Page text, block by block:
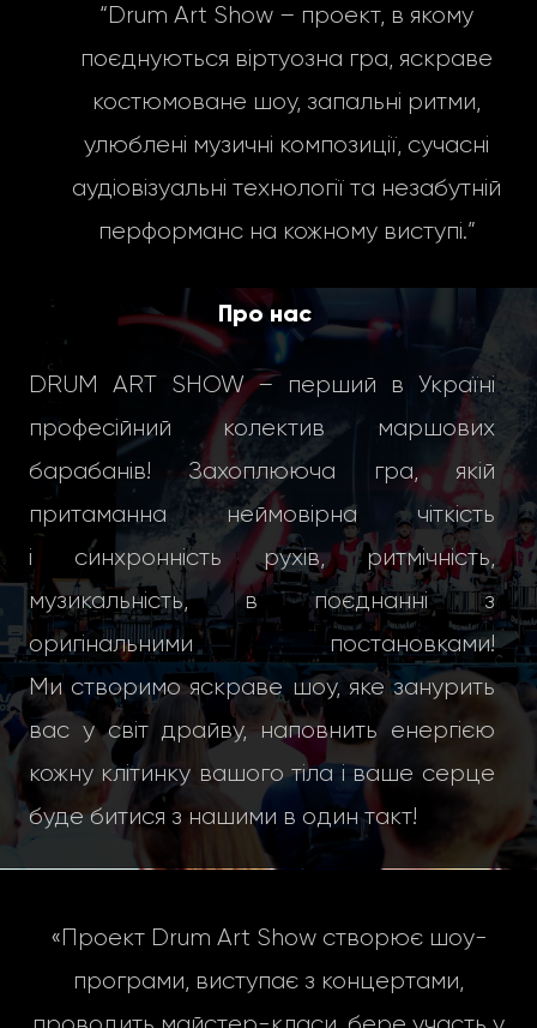
“Drum Art Show – проект, в якому
поєднуються віртуозна гра, яскраве
костюмоване шоу, запальні ритми,
улюблені музичні композиції, сучасні
аудіовізуальні технології та незабутній
перформанс на кожному виступі.”
Про нас
DRUM ART SHOW – перший в Україні
професійний колектив маршових
барабанів! Захоплююча гра, якій
притаманна неймовірна чіткість
і синхронність рухів, ритмічність,
музикальність, в поєднанні з
оригінальними постановками!
Ми створимо яскраве шоу, яке занурить
вас у світ драйву, наповнить енергією
кожну клітинку вашого тіла і ваше серце
буде битися з нашими в один такт!
«Проект Drum Art Show створює шоу-
програми, виступає з концертами,